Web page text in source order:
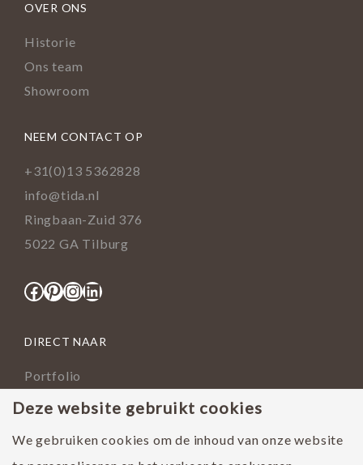
OVER ONS
Historie
Ons team
Showroom
NEEM CONTACT OP
+31(0)13 5362828
info@tida.nl
Ringbaan-Zuid 376
5022 GA Tilburg
Facebook
Pinterest
Instagram
LinkedIn
DIRECT NAAR
Portfolio
Assortiment
Houtsoorten
Deze website gebruikt cookies
We gebruiken cookies om de inhoud van onze website